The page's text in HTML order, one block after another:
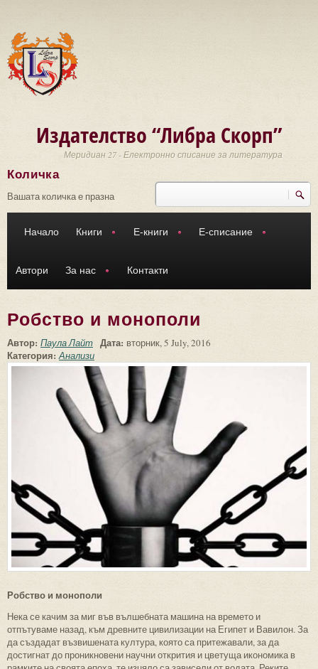
Издателство “Либра Скорп”
Меридиан 27 - Електронно списание за литература
Търси
Количка
Вашата количка е празна
Начало Книги Е-книги Е-списание
Автори За нас Контакти
Робство и монополи
Автор: Паула Лайт Дата: вторник, 5 July, 2016
Категория:Анализи
Робство и монополи
Нека се качим за миг във вълшебната машина на времето и
отпътуваме назад, към древните цивилизации на Египет и Вавилон. За
да създадат възвишената култура, която са притежавали, за да
достигнат до проникновени научни открития и цветуща икономика в